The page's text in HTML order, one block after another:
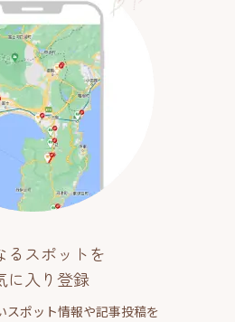
るスポットを
に入り登録
スポット情報や記事投稿を